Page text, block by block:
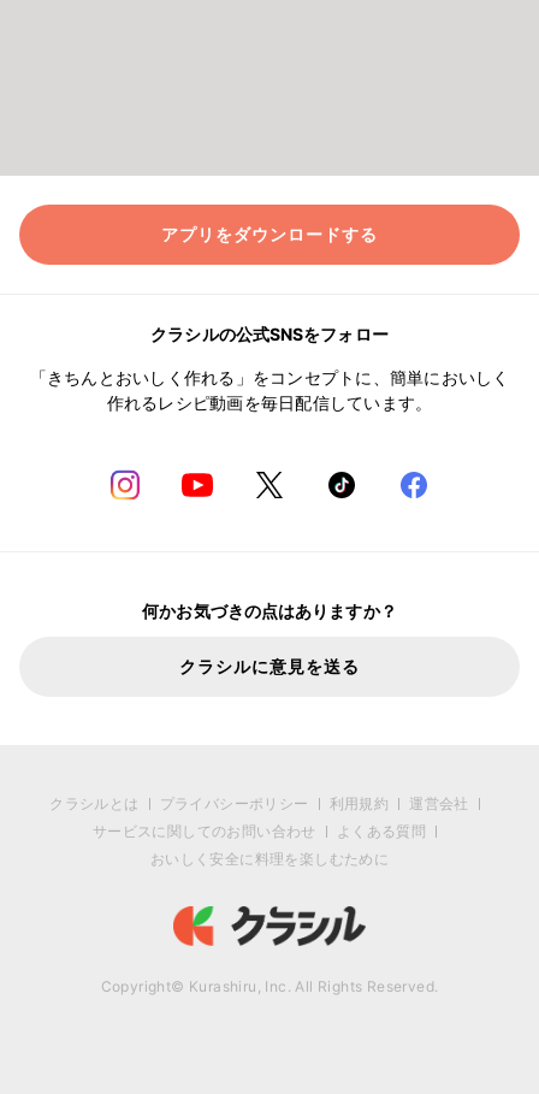
アプリをダウンロードする
クラシルの公式SNSをフォロー
「きちんとおいしく作れる」をコンセプトに、簡単においしく
作れるレシピ動画を毎日配信しています。
何かお気づきの点はありますか？
クラシルに意見を送る
クラシルとは プライバシーポリシー 利用規約
運営会社
サービスに関してのお問い合わせ
よくある質問
おいしく安全に料理を楽しむために
Copyright© Kurashiru, Inc. All Rights Reserved.